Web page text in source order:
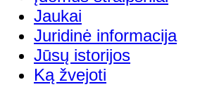
Jaukai
Juridinė informacija
Jūsų istorijos
Ką žvejoti